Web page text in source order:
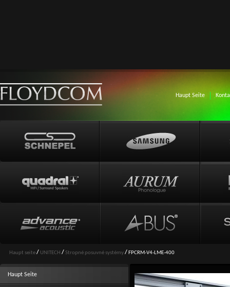
Haupt Seite
Haupt seite/ UNITECH / Stropné posuvné systémy/ FPCRM-V4-LME-400
Haupt Seite